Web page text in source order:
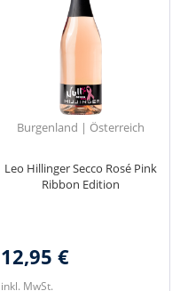
Burgenland | Österreich
Leo Hillinger Secco Rosé Pink
Ribbon Edition
12,95 €
inkl. MwSt.